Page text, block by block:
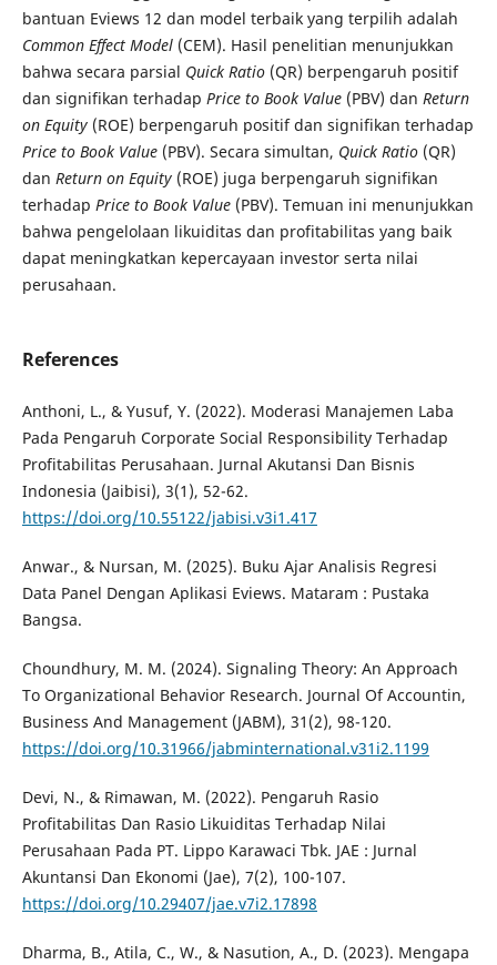
bantuan Eviews 12 dan model terbaik yang terpilih adalah
Common Effect Model(CEM). Hasil penelitian menunjukkan
bahwa secara parsial Quick Ratio(QR) berpengaruh positif
dan signifikan terhadap Price to Book Value(PBV) dan Return
on Equity(ROE) berpengaruh positif dan signifikan terhadap
Price to Book Value(PBV). Secara simultan, Quick Ratio(QR)
dan Return on Equity(ROE) juga berpengaruh signifikan
terhadap Price to Book Value(PBV). Temuan ini menunjukkan
bahwa pengelolaan likuiditas dan profitabilitas yang baik
dapat meningkatkan kepercayaan investor serta nilai
perusahaan.
References
Anthoni, L., & Yusuf, Y. (2022). Moderasi Manajemen Laba
Pada Pengaruh Corporate Social Responsibility Terhadap
Profitabilitas Perusahaan. Jurnal Akutansi Dan Bisnis
Indonesia (Jaibisi), 3(1), 52-62.
https://doi.org/10.55122/jabisi.v3i1.417
Anwar., & Nursan, M. (2025). Buku Ajar Analisis Regresi
Data Panel Dengan Aplikasi Eviews. Mataram : Pustaka
Bangsa.
Choundhury, M. M. (2024). Signaling Theory: An Approach
To Organizational Behavior Research. Journal Of Accountin,
Business And Management (JABM), 31(2), 98-120.
https://doi.org/10.31966/jabminternational.v31i2.1199
Devi, N., & Rimawan, M. (2022). Pengaruh Rasio
Profitabilitas Dan Rasio Likuiditas Terhadap Nilai
Perusahaan Pada PT. Lippo Karawaci Tbk. JAE : Jurnal
Akuntansi Dan Ekonomi (Jae), 7(2), 100-107.
https://doi.org/10.29407/jae.v7i2.17898
Dharma, B., Atila, C., W., & Nasution, A., D. (2023). Mengapa